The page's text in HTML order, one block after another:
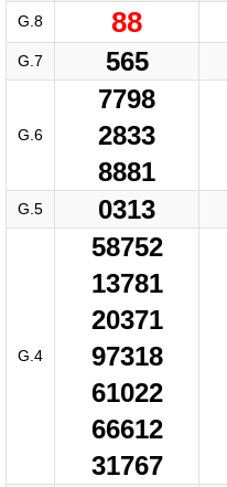
G.8 88
G.7 565
G.6
7798
2833
8881
G.5 0313
G.4
58752
13781
20371
97318
61022
66612
31767